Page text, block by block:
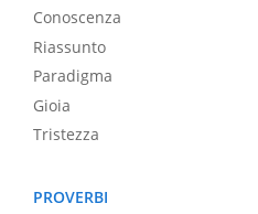
Conoscenza
Riassunto
Paradigma
Gioia
Tristezza
PROVERBI